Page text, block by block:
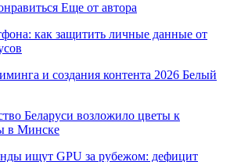
Еще от автора
как защитить личные данные от
и создания контента 2026 Белый
Беларуси возложило цветы к
в Минске
ищут GPU за рубежом: дефицит